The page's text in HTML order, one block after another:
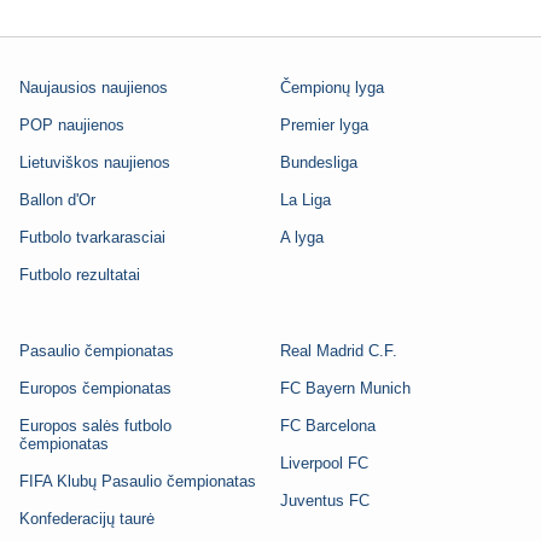
Naujausios naujienos
POP naujienos
Lietuviškos naujienos
Ballon d'Or
Futbolo tvarkarasciai
Futbolo rezultatai
Čempionų lyga
Premier lyga
Bundesliga
La Liga
A lyga
Pasaulio čempionatas
Europos čempionatas
Europos salės futbolo
čempionatas
FIFA Klubų Pasaulio čempionatas
Konfederacijų taurė
Real Madrid C.F.
FC Bayern Munich
FC Barcelona
Liverpool FC
Juventus FC